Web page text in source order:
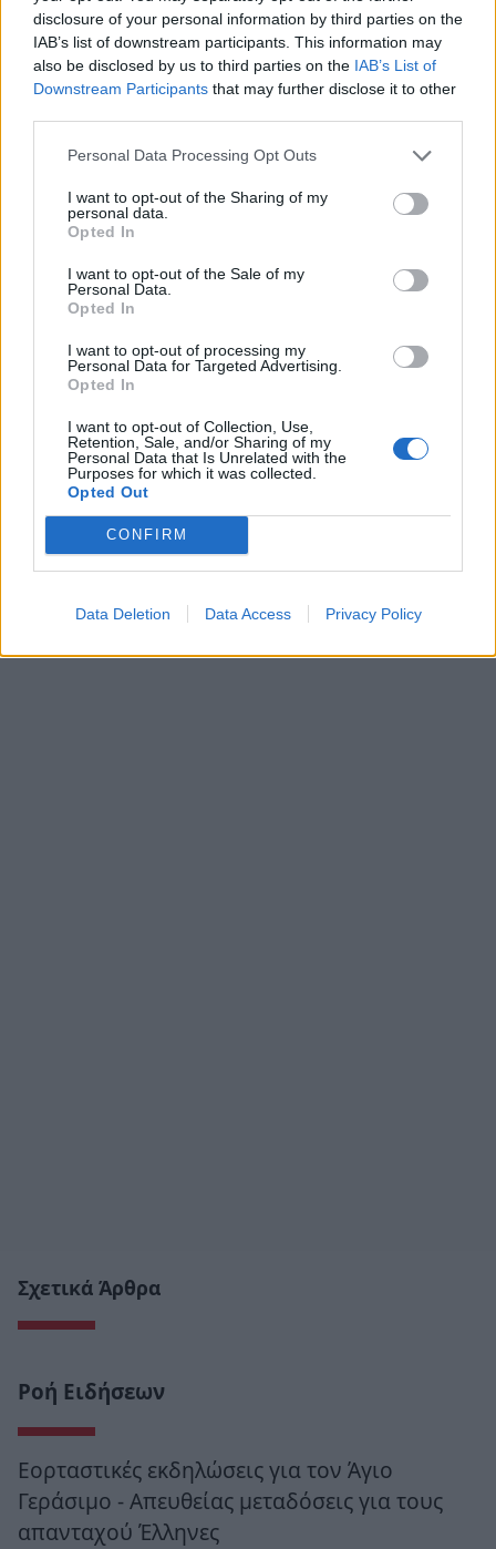
disclosure of your personal information by third parties on the
IAB’s list of downstream participants. This information may
also be disclosed by us to third parties on the IAB’s List of
Downstream Participants that may further disclose it to other
Personal Data Processing Opt Outs
I want to opt-out of the Sharing of my
personal data.
Opted In
I want to opt-out of the Sale of my
Personal Data.
Opted In
I want to opt-out of processing my
Personal Data for Targeted Advertising.
Opted In
I want to opt-out of Collection, Use,
Retention, Sale, and/or Sharing of my
Personal Data that Is Unrelated with the
Purposes for which it was collected.
Opted Out
CONFIRM
Data Deletion Data Access Privacy Policy
Άλλωστε ουδέν κρυπτόν από την ηλεκτρονική
δίωξη εγκλήματος... Και ο νοών νοείτω...
Για αυτό και εσύ φίλε αναγνώστη περιφρόνησε
τους και γράψε και εσύ αν θες την άποψή σου με
σθένος, γενναιότητα και πάντα με ευπρέπεια.
*Μαθηματικός
* Τα άρθρα δεν απηχούν απαραίτητα τη γνώμη του
notospress.gr
ΑΡΘΡΑ
Σχετικά Άρθρα
Ροή Ειδήσεων
Εορταστικές εκδηλώσεις για τον Άγιο
Γεράσιμο - Απευθείας μεταδόσεις για τους
απανταχού Έλληνες